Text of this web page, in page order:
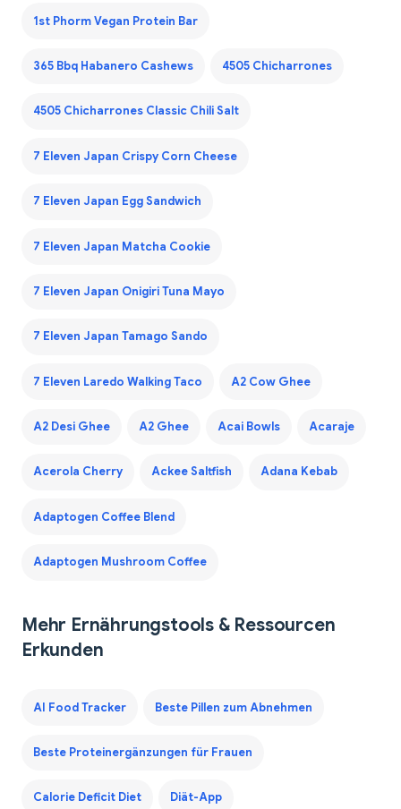
1st Phorm Vegan Protein Bar
365 Bbq Habanero Cashews 4505 Chicharrones
4505 Chicharrones Classic Chili Salt
7 Eleven Japan Crispy Corn Cheese
7 Eleven Japan Egg Sandwich
7 Eleven Japan Matcha Cookie
7 Eleven Japan Onigiri Tuna Mayo
7 Eleven Japan Tamago Sando
7 Eleven Laredo Walking Taco A2 Cow Ghee
A2 Desi Ghee A2 Ghee Acai Bowls Acaraje
Acerola Cherry Ackee Saltfish Adana Kebab
Adaptogen Coffee Blend
Adaptogen Mushroom Coffee
Mehr Ernährungstools & Ressourcen
Erkunden
AI Food Tracker Beste Pillen zum Abnehmen
Beste Proteinergänzungen für Frauen
Calorie Deficit Diet Diät-App